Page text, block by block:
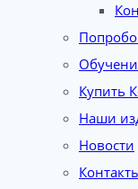
Купить
Наши
Новости